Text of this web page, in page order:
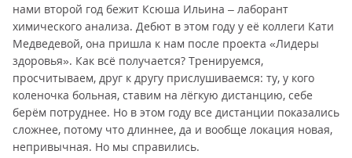
нами второй год бежит Ксюша Ильина – лаборант
химического анализа. Дебют в этом году у её коллеги Кати
Медведевой, она пришла к нам после проекта «Лидеры
здоровья». Как всё получается? Тренируемся,
просчитываем, друг к другу прислушиваемся: ту, у кого
коленочка больная, ставим на лёгкую дистанцию, себе
берём потруднее. Но в этом году все дистанции показались
сложнее, потому что длиннее, да и вообще локация новая,
непривычная. Но мы справились.